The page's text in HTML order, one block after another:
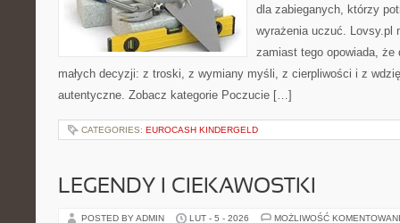
dla zabieganych, którzy
wyrażenia uczuć. Lovsy.pl
zamiast tego opowiada, że
małych decyzji: z troski, z wymiany myśli, z cierpliwości i z
autentyczne. Zobacz kategorie Poczucie […]
CATEGORIES: EUROCASH KINDERGELD
LEGENDY I CIEKAWOSTKI
POSTED BY ADMIN LUT - 5 - 2026 MOŻLIWOŚĆ